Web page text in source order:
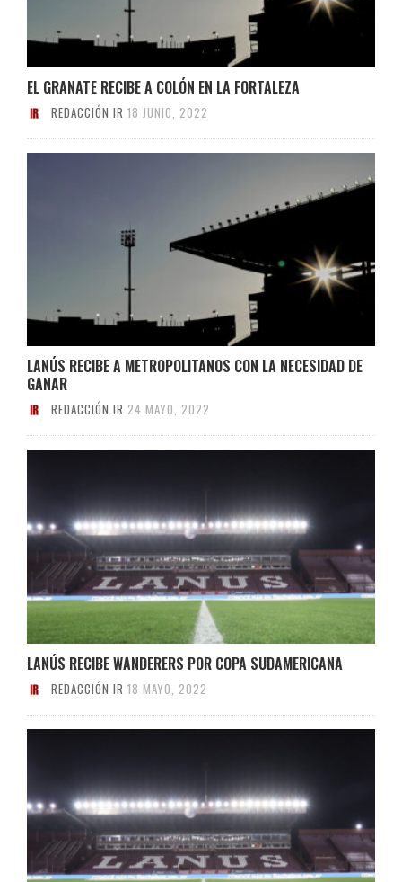
EL GRANATE RECIBE A COLÓN EN LA FORTALEZA
REDACCIÓN IR 18 JUNIO, 2022
LANÚS RECIBE A METROPOLITANOS CON LA NECESIDAD DE
GANAR
REDACCIÓN IR 24 MAYO, 2022
LANÚS RECIBE WANDERERS POR COPA SUDAMERICANA
REDACCIÓN IR 18 MAYO, 2022